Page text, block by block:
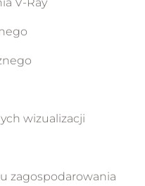
wizualizacji
zagospodarowania